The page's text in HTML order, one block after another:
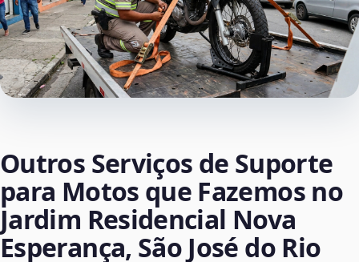
Outros Serviços de Suporte
para Motos que Fazemos no
Jardim Residencial Nova
Esperança, São José do Rio